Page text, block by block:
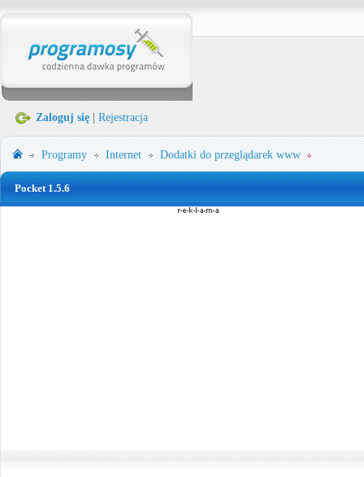
Zaloguj się Rejestracja
Programy Internet Dodatki do przeglądarek www
Pocket 1.5.6